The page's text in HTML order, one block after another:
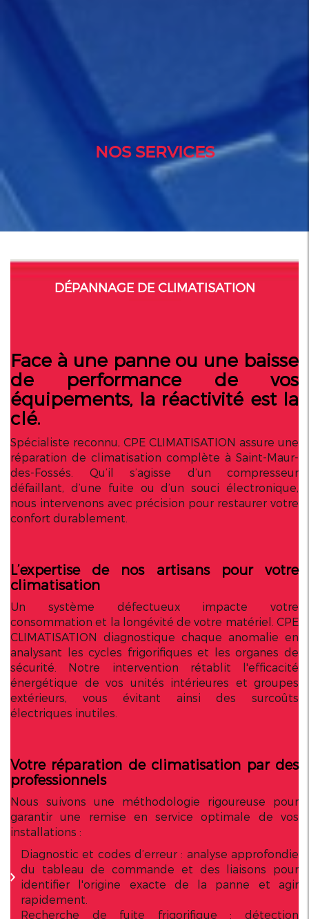
NOS SERVICES
DÉPANNAGE DE CLIMATISATION
Face à une panne ou une baisse
de performance de vos
équipements, la réactivité est la
clé.
Spécialiste reconnu, CPE CLIMATISATION assure une
réparation de climatisation complète à Saint-Maur-
des-Fossés. Qu’il s’agisse d’un compresseur
défaillant, d’une fuite ou d’un souci électronique,
nous intervenons avec précision pour restaurer votre
confort durablement.
L’expertise de nos artisans pour votre
climatisation
Un système défectueux impacte votre
consommation et la longévité de votre matériel. CPE
CLIMATISATION diagnostique chaque anomalie en
analysant les cycles frigorifiques et les organes de
sécurité. Notre intervention rétablit l'efficacité
énergétique de vos unités intérieures et groupes
extérieurs, vous évitant ainsi des surcoûts
électriques inutiles.
Votre réparation de climatisation par des
professionnels
Nous suivons une méthodologie rigoureuse pour
garantir une remise en service optimale de vos
installations :
Diagnostic et codes d’erreur : analyse approfondie
du tableau de commande et des liaisons pour
identifier l'origine exacte de la panne et agir
rapidement.
Recherche de fuite frigorifique : détection